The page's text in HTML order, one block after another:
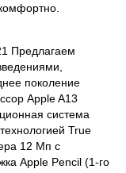
Предлагаем
поколение
Apple A13
система
True
12 Мп с
Apple Pencil (1-го